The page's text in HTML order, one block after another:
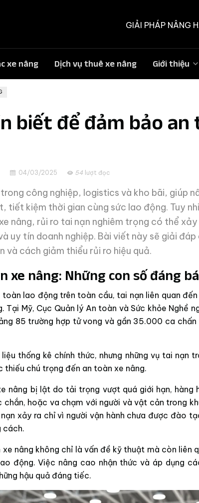
GIẢI PHÁP NÂNG
xe nâng Dịch vụ thuê xe nâng Giới thiệu
biết để đảm bảo an
04/03/2025 54 lượt đọc
công nghiệp, logistics và kho bãi, giúp
tiết kiệm thời gian cùng sức lao động. Tuy
nâng, rủi ro tai nạn nghiêm trọng có thể xảy
uy tín doanh nghiệp. Bài viết này sẽ giải
cách giảm thiểu rủi ro hiệu quả.
xe nâng: Những con số đáng
lao động trên toàn cầu, tai nạn liên quan đến
Tại Mỹ, Cục Quản lý An toàn và Sức khỏe Nghề
85 trường hợp tử vong và gần 35.000 ca chấn
thống kê chính thức, nhưng những vụ tai nạn
chú trọng đến an toàn xe nâng.
nâng bị lật do tải trọng vượt quá giới hạn, hàng
hoặc va chạm với người và vật cản trong
xảy ra chỉ vì người vận hành chưa được đào
cách.
nâng không chỉ là vấn đề kỹ thuật mà còn liên
động. Việc nâng cao nhận thức và áp dụng
hậu quả đáng tiếc.